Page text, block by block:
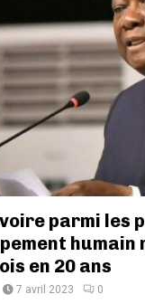
parmi les
humain
en 20 ans
7 avril 2023 0